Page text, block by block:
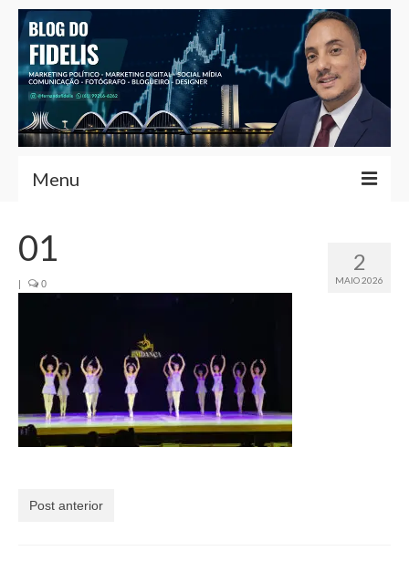
Menu
Fernando Fidelis
Café com Fidelis
Notícias Brasília
Contato
Currículo
2
MAIO 2026
01
| 0
Post anterior